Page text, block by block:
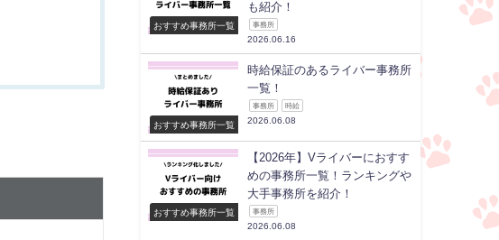
おすすめ事務所一覧
も紹介！
事務所
2026.06.16
おすすめ事務所一覧
時給保証のあるライバー事務所
一覧！
事務所 時給
2026.06.08
おすすめ事務所一覧
【2026年】Vライバーにおすす
めの事務所一覧！ランキングや
大手事務所を紹介！
事務所
2026.06.08